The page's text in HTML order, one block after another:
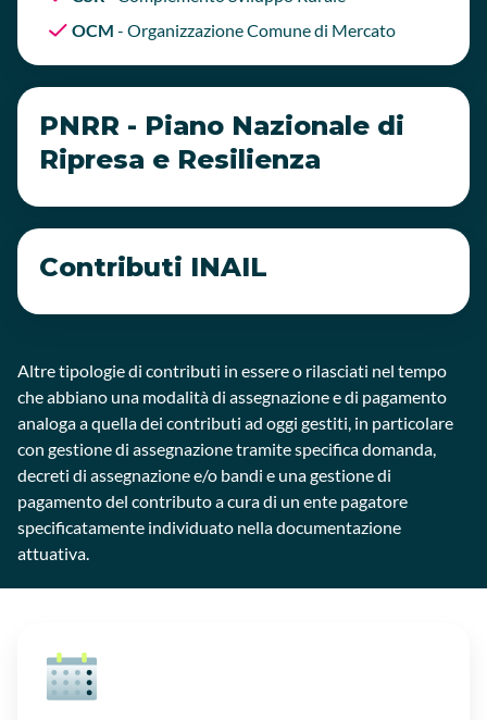
OCM - Organizzazione Comune di Mercato
PNRR - Piano Nazionale di
Ripresa e Resilienza
Contributi INAIL
Altre tipologie di contributi in essere o rilasciati nel tempo
che abbiano una modalità di assegnazione e di pagamento
analoga a quella dei contributi ad oggi gestiti, in particolare
con gestione di assegnazione tramite specifica domanda,
decreti di assegnazione e/o bandi e una gestione di
pagamento del contributo a cura di un ente pagatore
specificatamente individuato nella documentazione
attuativa.